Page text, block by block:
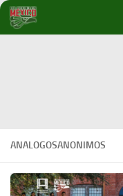
Debajo del contenido
ANALOGOSANONIMOS